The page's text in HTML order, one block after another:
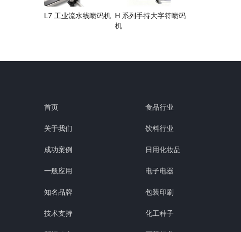
L7 工业流水线喷码机 H 系列手持大字符喷码
机
首页
关于我们
成功案例
一般应用
知名品牌
技术支持
食品行业
饮料行业
日用化妆品
电子电器
包装印刷
化工种子